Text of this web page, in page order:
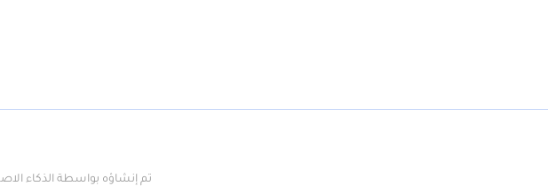
تم إنشاؤه بواسطة الذكاء